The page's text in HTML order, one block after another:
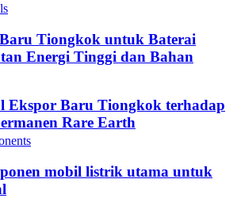
Tiongkok untuk Baterai
Energi Tinggi dan Bahan
Ekspor Baru Tiongkok terhadap
Rare Earth
mobil listrik utama untuk